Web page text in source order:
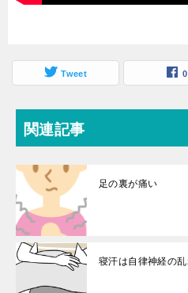
Tweet 0
関連記事
足の裏が痛い
寝汗は自律神経の